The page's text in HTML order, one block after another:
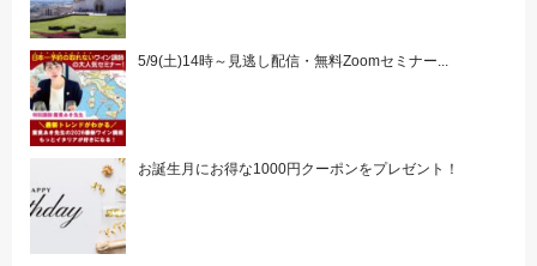
5/9(土)14時～見逃し配信・無料Zoomセミナー...
お誕生月にお得な1000円クーポンをプレゼント！